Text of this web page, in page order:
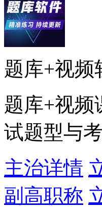
题库+视频
题库+视频
试题型与
主治详情
副高职称